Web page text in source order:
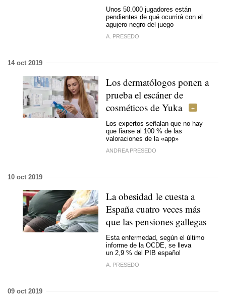
Unos 50.000 jugadores están
pendientes de qué ocurrirá con el
agujero negro del juego
A. PRESEDO
14 oct 2019
Los dermatólogos ponen a
prueba el escáner de
cosméticos de Yuka
Los expertos señalan que no hay
que fiarse al 100 % de las
valoraciones de la «app»
ANDREA PRESEDO
10 oct 2019
La obesidad le cuesta a
España cuatro veces más
que las pensiones gallegas
Esta enfermedad, según el último
informe de la OCDE, se lleva
un 2,9 % del PIB español
A. PRESEDO
09 oct 2019